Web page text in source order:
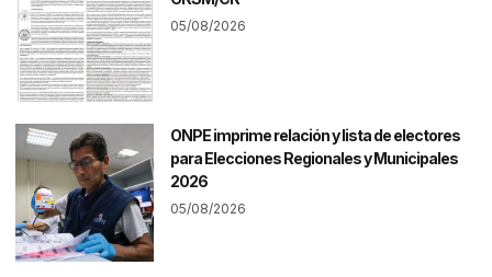
05/08/2026
ONPE imprime relación y lista de electores
para Elecciones Regionales y Municipales
2026
05/08/2026